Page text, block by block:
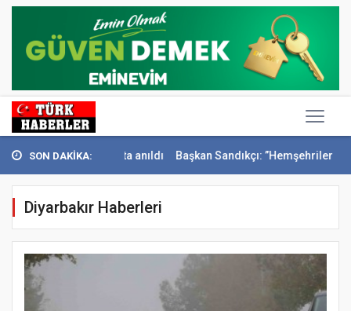
SON DAKİKA:
Konak’ta anıldı Başkan Sandıkçı: ”Hemşehrilerimizle olan
Diyarbakır Haberleri